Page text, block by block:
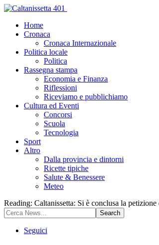
Home
Cronaca
Cronaca Internazionale
Politica locale
Politica
Rassegna stampa
Economia e Finanza
Riflessioni
Riceviamo e pubblichiamo
Cultura ed Eventi
Concorsi
Scuola
Tecnologia
Sport
Altro
Dalla provincia e dintorni
Ricette tipiche
Salute & Benessere
Meteo
Reading: Caltanissetta: Si è conclusa la
Seguici